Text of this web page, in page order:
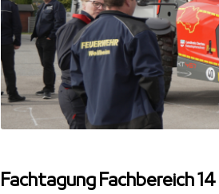
Fachtagung Fachbereich